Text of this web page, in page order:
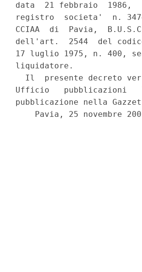
data  21 febbraio
registro  societa'  n.
CCIAA  di  Pavia,
dell'art.  2544  del
17 luglio 1975, n. 400,
liquidatore.
Il  presente decreto
Ufficio   pubblicazioni
pubblicazione nella
Pavia, 25 novembre